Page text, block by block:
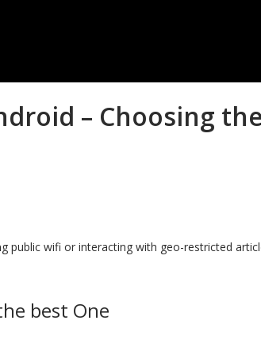
– Choosing
public wifi or interacting with geo-restricted
best One